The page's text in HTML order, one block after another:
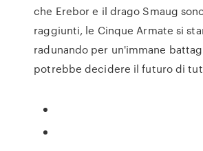
che Erebor e il drago Smaug
raggiunti, le Cinque Armate si
radunando per un'immane
potrebbe decidere il futuro di